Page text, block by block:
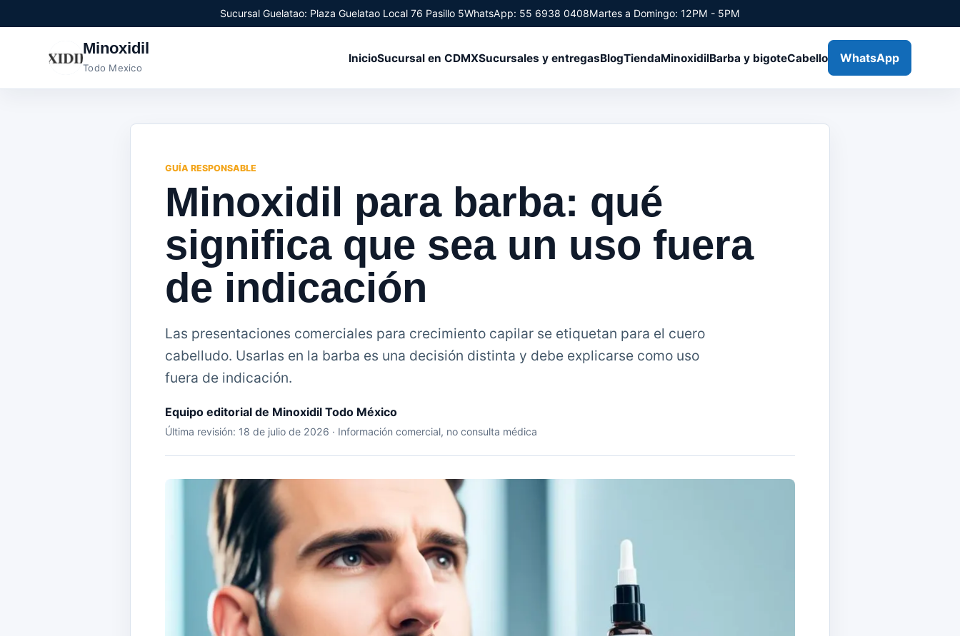
Sucursal Guelatao: Plaza Guelatao Local 76 Pasillo 5WhatsApp: 55 6938 0408Martes a Domingo: 12PM - 5PM
Minoxidil
Todo Mexico
InicioSucursal en CDMXSucursales y entregasBlogTiendaMinoxidilBarba y bigoteCabello WhatsApp
GUÍA RESPONSABLE
Minoxidil para barba: qué
significa que sea un uso fuera
de indicación
Las presentaciones comerciales para crecimiento capilar se etiquetan para el cuero
cabelludo. Usarlas en la barba es una decisión distinta y debe explicarse como uso
fuera de indicación.
Equipo editorial de Minoxidil Todo México
Última revisión: 18 de julio de 2026 · Información comercial, no consulta médica